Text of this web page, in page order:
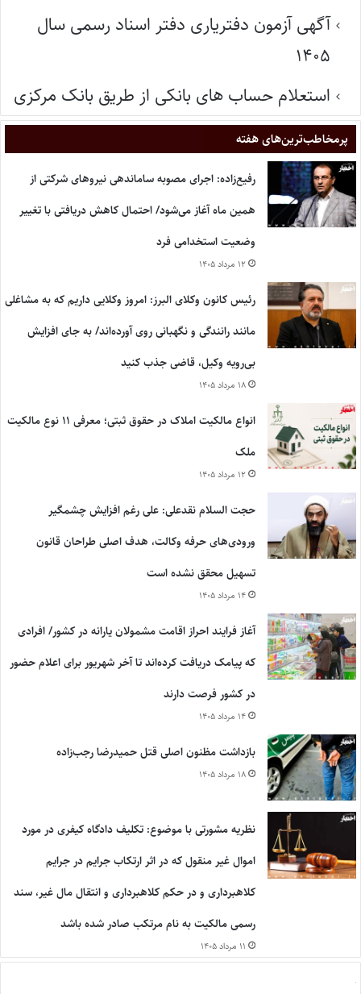
آگهی آزمون دفتریاری دفتر اسناد رسمی سال
۱۴۰۵
استعلام حساب های بانکی از طریق بانک مرکزی
پر‌مخاطب‌ترین‌های هفته
رفیع‌زاده: اجرای مصوبه ساماندهی نیروهای شرکتی از
همین ماه آغاز می‌شود/ احتمال کاهش دریافتی با تغییر
وضعیت استخدامی فرد
۱۲ مرداد ۱۴۰۵
رئیس کانون وکلای البرز: امروز وکلایی داریم که به مشاغلی
مانند رانندگی و نگهبانی روی آورده‌اند/ به جای افزایش
بی‌رویه وکیل، قاضی جذب کنید
۱۸ مرداد ۱۴۰۵
انواع مالکیت املاک در حقوق ثبتی؛ معرفی ۱۱ نوع مالکیت
ملک
۱۲ مرداد ۱۴۰۵
حجت السلام نقدعلی: علی رغم افزایش چشمگیر
ورودی‌های حرفه وکالت، هدف اصلی طراحان قانون
تسهیل محقق نشده است
۱۴ مرداد ۱۴۰۵
آغاز فرایند احراز اقامت مشمولان یارانه در کشور/ افرادی
که پیامک دریافت کرده‌اند تا آخر شهریور برای اعلام حضور
در کشور فرصت دارند
۱۴ مرداد ۱۴۰۵
بازداشت مظنون اصلی قتل حمیدرضا رجب‌زاده
۱۸ مرداد ۱۴۰۵
نظریه مشورتی با موضوع: تکلیف دادگاه کیفری در مورد
اموال غیر منقول که در اثر ارتکاب جرایم در جرایم
کلاهبرداری و در حکم کلاهبرداری و انتقال مال غیر، سند
رسمی مالکیت به نام مرتکب صادر شده باشد
۱۱ مرداد ۱۴۰۵